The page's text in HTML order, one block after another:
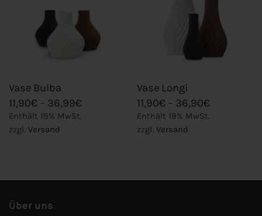
Vase Bulba
11,90€ – 36,99€Preisspanne:
Enthält 19% MwSt.
zzgl. Versand
Vase Longi
11,90€ – 36,90€
Enthält 19% MwSt.
zzgl. Versand
Über uns